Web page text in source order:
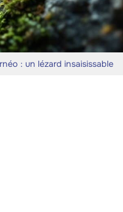
: un lézard insaisissable